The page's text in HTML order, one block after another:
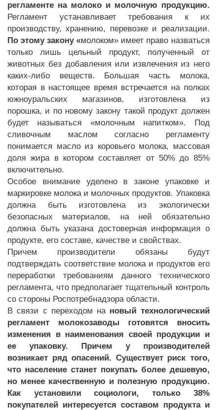
регламенте на молоко и молочную продукцию.
Регламент устанавливает требования к их
производству, хранению, перевозке и реализации.
По этому закону «молоком» имеет право назваться
только лишь цельный продукт, полученный от
животных без добавления или извлечения из него
каких-либо веществ. Большая часть молока,
которая в настоящее время встречается на полках
южноуральских магазинов, изготовлена из
порошка, и по новому закону такой продукт должен
будет называться «молочным напитком». Под
сливочным маслом согласно регламенту
понимается масло из коровьего молока, массовая
доля жира в котором составляет от 50% до 85%
включительно.
Особое внимание уделено в законе упаковке и
маркировке молока и молочных продуктов. Упаковка
должна быть изготовлена из экологически
безопасных материалов, на ней обязательно
должна быть указана достоверная информация о
продукте, его составе, качестве и свойствах.
Причем производители обязаны будут
подтверждать соответствие молока и продуктов его
переработки требованиям данного технического
регламента, что предполагает тщательный контроль
со стороны Роспотребнадзора области.
В связи с переходом на новый технологический
регламент молокозаводы готовятся вносить
изменения в наименования своей продукции и
ее упаковку. Причем у производителей
возникает ряд опасений. Существует риск того,
что население станет покупать более дешевую,
но менее качественную и полезную продукцию.
Как установили социологи, только 38%
покупателей интересуется составом продукта и